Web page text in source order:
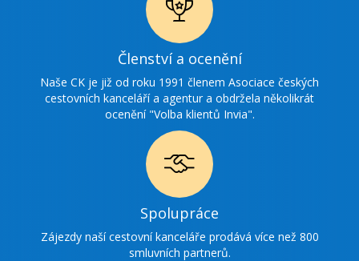
Ikonka
ocenění
Členství a ocenění
Naše CK je již od roku 1991 členem Asociace českých
cestovních kanceláří a agentur a obdržela několikrát
ocenění "Volba klientů Invia".
Ikonka
spolupráce
Spolupráce
Zájezdy naší cestovní kanceláře prodává více než 800
smluvních partnerů.